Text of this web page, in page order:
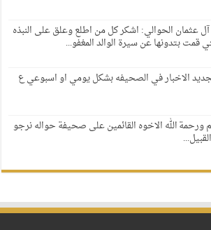
آل عثمان الحوالي: اشكر كل من اطلع وعلق على النبذه
قمت بتدونها عن سيرة الوالد المغفو...
الاخبار في الصحيفه بشكل يومي او اسبوعي ع
ورحمة الله الاخوه القائمين على صحيفة حواله نرجو